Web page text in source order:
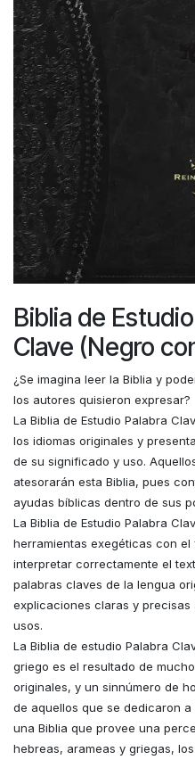
Biblia de
Clave (Negro
¿Se imagina leer la Biblia y
los autores quisieron expresar?
La Biblia de Estudio Palabra
los idiomas originales y
de su significado y uso.
atesorarán esta Biblia, pues
ayudas bíblicas dentro de sus
La Biblia de Estudio Palabra
herramientas exegéticas con
interpretar correctamente el
palabras claves de la lengua
explicaciones claras y
usos.
La Biblia de estudio Palabra
griego es el resultado de
originales, y un sinnúmero de
de aquellos que se dedicaron
una Biblia que provee una
hebreas, arameas y griegas,